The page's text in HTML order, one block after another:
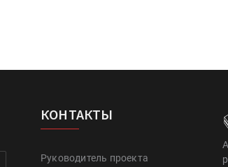
КОНТАКТЫ
Руководитель проекта